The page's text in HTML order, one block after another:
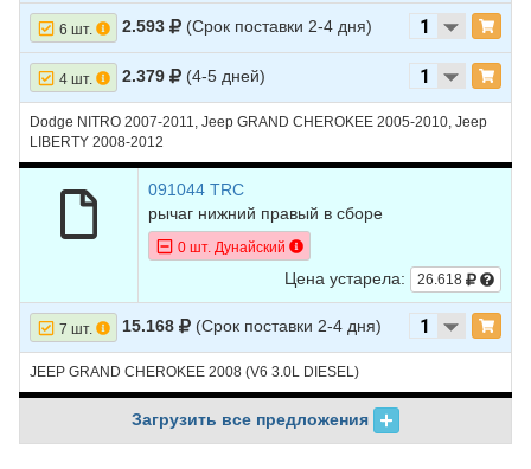
29 JEEP
GRAND
CHEROKEE
2008 V8 5.7L
30 JEEP
CHEROKEE
GRAND
CHEROKEE
2007 V6 3.7L
2007 V8 4.7L
34 JEEP
CHEROKEE
V8 5.7L
35 JEEP
GRAND
CHEROKEE
2007 V8 6.1L
6 шт. 2.593 (Срок поставки 2-4 дня)
4 шт. 2.379 (4-5 дней)
Dodge NITRO 2007-2011, Jeep GRAND CHEROKEE 2005-2010, Jeep
LIBERTY 2008-2012
091044 TRC
рычаг нижний правый в сборе
0 шт. Дунайский
Цена устарела: 26.618
7 шт. 15.168 (Срок поставки 2-4 дня)
JEEP GRAND CHEROKEE 2008 (V6 3.0L DIESEL)
Загрузить все предложения